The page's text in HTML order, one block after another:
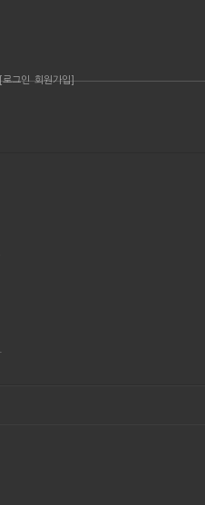
[로그인 회원가입]